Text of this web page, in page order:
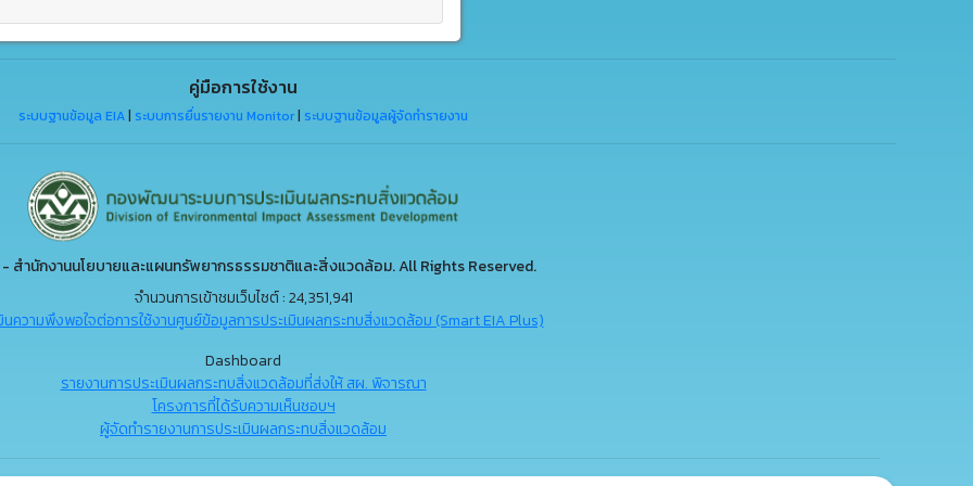
คู่มือการใช้งาน
ระบบฐานข้อมูล EIA ระบบการยื่นรายงาน Monitor ระบบฐานข้อมูลผู้จัดทำรายงาน
สำนักงานนโยบายและแผนทรัพยากรธรรมชาติและสิ่งแวดล้อม. All Rights Reserved.
จำนวนการเข้าชมเว็บไซต์ : 24,351,941
นความพึงพอใจต่อการใช้งานศูนย์ข้อมูลการประเมินผลกระทบสิ่งแวดล้อม (Smart EIA Plus)
Dashboard
รายงานการประเมินผลกระทบสิ่งแวดล้อมที่ส่งให้ สผ. พิจารณา
โครงการที่ได้รับความเห็นชอบฯ
ผู้จัดทำรายงานการประเมินผลกระทบสิ่งแวดล้อม